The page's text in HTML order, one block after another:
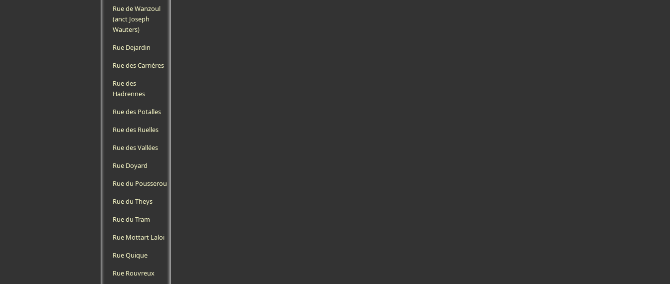
Rue de Wanzoul
(anct Joseph
Wauters)
Rue Dejardin
Rue des Carrières
Rue des
Hadrennes
Rue des Potalles
Rue des Ruelles
Rue des Vallées
Rue Doyard
Rue du Pousserou
Rue du Theys
Rue du Tram
Rue Mottart Laloi
Rue Quique
Rue Rouvreux